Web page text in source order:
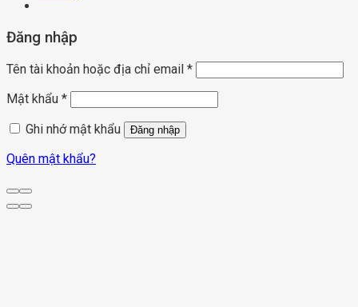
Đăng nhập
Tên tài khoản hoặc địa chỉ email *
Mật khẩu *
Ghi nhớ mật khẩu
Đăng nhập
Quên mật khẩu?